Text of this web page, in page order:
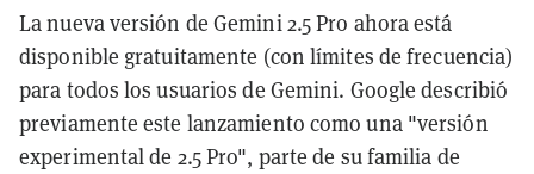
La nueva versión de Gemini 2.5 Pro ahora está
disponible gratuitamente (con límites de frecuencia)
para todos los usuarios de Gemini. Google describió
previamente este lanzamiento como una "versión
experimental de 2.5 Pro", parte de su familia de